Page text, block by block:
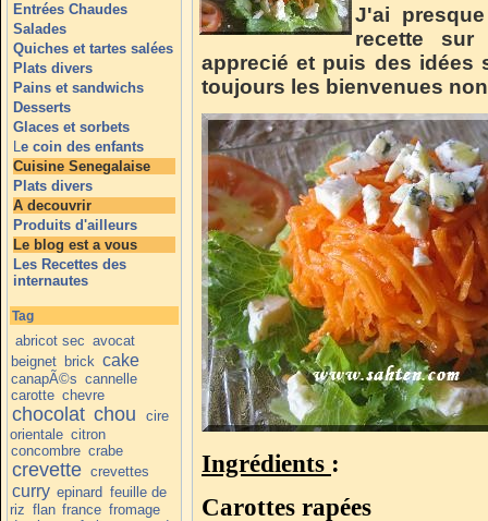
Entrées Chaudes
Salades
Quiches et tartes salées
Plats divers
Pains et sandwichs
Desserts
Glaces et sorbets
Le coin des enfants
Cuisine Senegalaise
Plats divers
A decouvrir
Produits d'ailleurs
Le blog est a vous
Les Recettes des
internautes
Tag
abricot sec avocat
beignet brick cake
canapÃ©s cannelle
carotte chevre
chocolat chou
cire
orientale citron
concombre crabe
crevette crevettes
curry epinard feuille de
riz flan france fromage
J'ai
recette sur
apprecié et puis des
toujours les bienvenues
Ingrédients :
Carottes rapées